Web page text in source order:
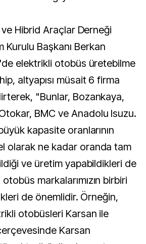
Hibrid Araçlar Derneği
Kurulu Başkanı Berkan
elektrikli otobüs üretebilme
altyapısı müsait 6 firma
"Bunlar, Bozankaya,
BMC ve Anadolu Isuzu.
kapasite oranlarının
olarak ne kadar oranda tam
ve üretim yapabildikleri de
markalarımızın birbiri
de önemlidir. Örneğin,
otobüsleri Karsan ile
Karsan